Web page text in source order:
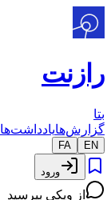
رازنت
بتا
گزارش‌هایادداشت‌ها
EN
FA
ورود
از ویکی بپرسید